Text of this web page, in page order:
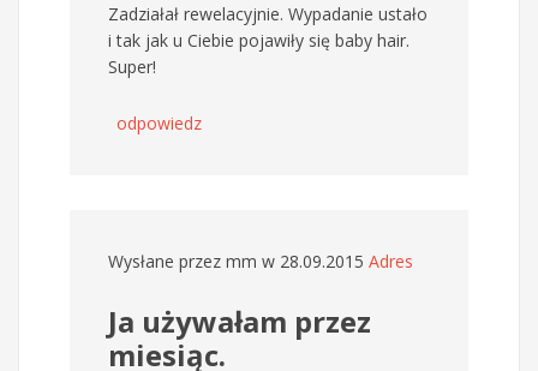
Zadziałał rewelacyjnie. Wypadanie ustało
i tak jak u Ciebie pojawiły się baby hair.
Super!
odpowiedz
Wysłane przez mm w 28.09.2015 Adres
Ja używałam przez
miesiąc.